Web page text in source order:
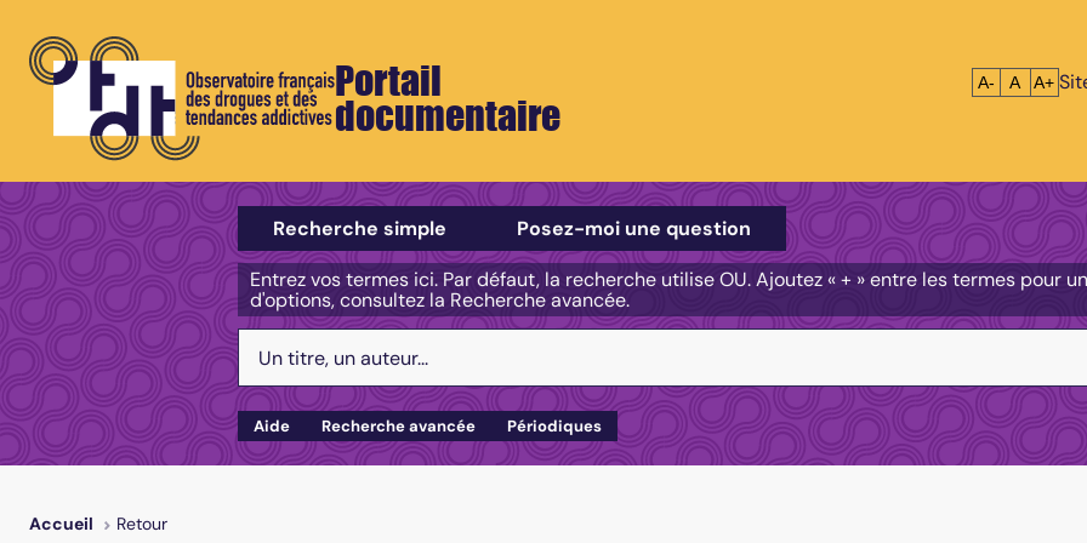
Portail
documentaire
Réduire le
A- A A+
Sélectionner un type de recherche
Recherche simple
Posez-moi une question
Entrez vos termes ici. Par défaut, la recherche utilise OU. Ajoutez « + » entre les termes pour
d'options, consultez la Recherche avancée.
Aide Recherche avancée Périodiques
Accueil Retour